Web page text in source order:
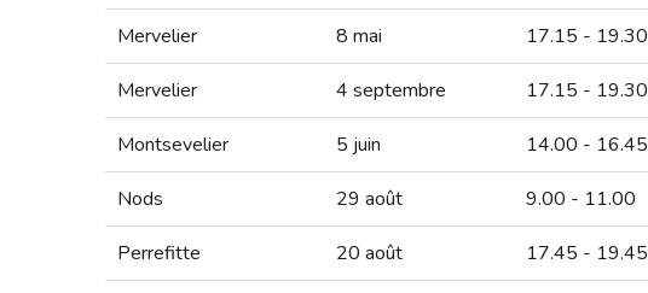
Mervelier 8 mai 17.15 - 19.30
Mervelier 4 septembre 17.15 - 19.30
Montsevelier 5 juin 14.00 - 16.45
Nods 29 août 9.00 - 11.00
Perrefitte 20 août 17.45 - 19.45